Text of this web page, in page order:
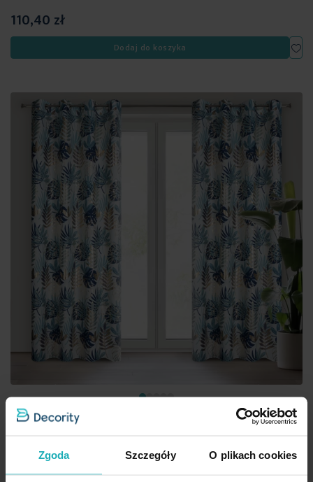
Zgoda Szczegóły O plikach cookies
110,40 zł
Dodaj do koszyka
Zasłona biało, turkusowa zdobiona błyszczącym egzotycznym